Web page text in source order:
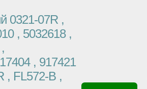
0321-07R ,
, 5032618 ,
, 917421
, FL572-B ,